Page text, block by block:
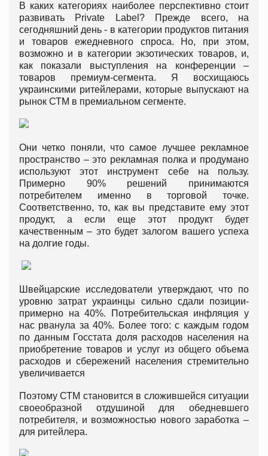
В каких категориях наиболее перспективно стоит
развивать Private Label? Прежде всего, на
сегодняшний день - в категории продуктов питания
и товаров ежедневного спроса. Но, при этом,
возможно и в категории экзотических товаров, и,
как показали выступления на конференции –
товаров премиум-сегмента. Я восхищаюсь
украинскими ритейлерами, которые выпускают на
рынок СТМ в премиальном сегменте.
Они четко поняли, что самое лучшее рекламное
пространство – это рекламная полка и продумано
используют этот инструмент себе на пользу.
Примерно 90% решений принимаются
потребителем именно в торговой точке.
Соответственно, то, как вы представите ему этот
продукт, а если еще этот продукт будет
качественным – это будет залогом вашего успеха
на долгие годы.
Швейцарские исследователи утверждают, что по
уровню затрат украинцы сильно сдали позиции-
примерно на 40%. Потребительская инфляция у
нас рванула за 40%. Более того: с каждым годом
по данным Госстата доля расходов населения на
приобретение товаров и услуг из общего объема
расходов и сбережений населения стремительно
увеличивается
Поэтому СТМ становится в сложившейся ситуации
своеобразной отдушиной для обедневшего
потребителя, и возможностью нового заработка –
для ритейлера.